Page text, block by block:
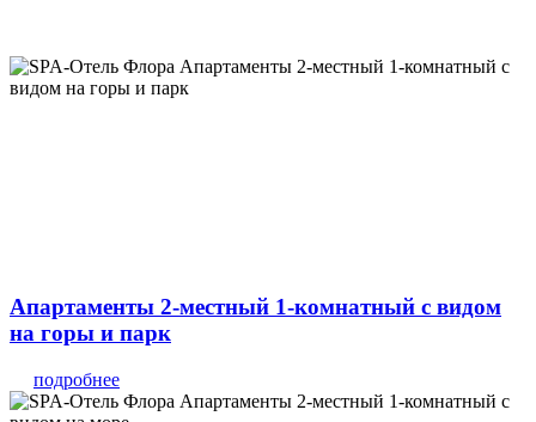
Апартаменты 2-местный 1-комнатный с видом
на горы и парк
подробнее